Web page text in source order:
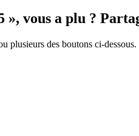
vous a plu ?
des boutons ci-